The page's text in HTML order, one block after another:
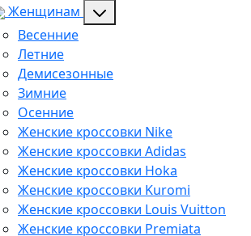
Женщинам
Весенние
Летние
Демисезонные
Зимние
Осенние
Женские кроссовки Nike
Женские кроссовки Adidas
Женские кроссовки Hoka
Женские кроссовки Kuromi
Женские кроссовки Louis Vuitton
Женские кроссовки Premiata